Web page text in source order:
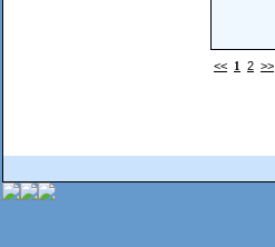
<< 1 2 >>